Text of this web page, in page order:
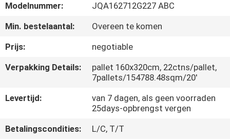
KWALITEITSCONTROLE
NEEM
CONTACT
ONS
Modelnummer:
JQA162712G227 ABC
Min. bestelaantal:
Overeen te komen
Prijs:
negotiable
Verpakking Details:
pallet 160x320cm, 22ctns/pallet,
7pallets/154788.48sqm/20'
Levertijd:
van 7 dagen, als geen voorraden
25days-opbrengst vergen
Betalingscondities:
L/C, T/T